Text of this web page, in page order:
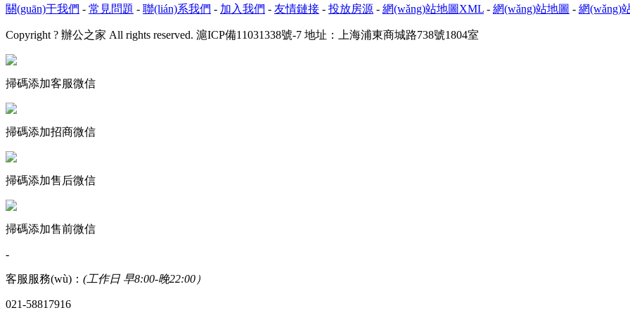
關(guān)于我們 - 常見問題 - 聯(lián)系我們 - 加入我們 - 友情鏈接 - 投放房源 - 網(wǎng)站地圖XML - 網(wǎng)站地圖 - 網(wǎng)
Copyright ? 辦公之家 All rights reserved. 滬ICP備11031338號-7 地址：上海浦東商城路738號1804室
掃碼添加客服微信
掃碼添加招商微信
掃碼添加售后微信
掃碼添加售前微信
-
客服服務(wù)： (工作日 早8:00-晚22:00）
021-58817916